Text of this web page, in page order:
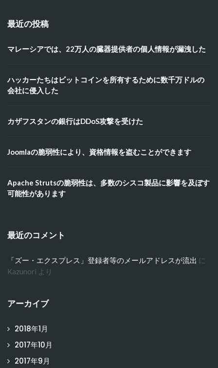
最近の投稿
マレーシアでは、22万人の臓器提供者の個人情報が漏洩した
ハッカーたちはビットコインを所有するために数千万ドルの
会社に侵入した
カザフスタンの銀行はDDoS攻撃を受けた
Joomlaの脆弱性により、資格情報を盗むことができます
Apache Strutsの脆弱性は、多数のシスコ製品に影響を及ぼす
可能性があります
最近のコメント
「ズー・エクスプレス」登録者等のメールアドレスが流出 に
Kazunori より
アーカイブ
2018年1月
2017年10月
2017年9月